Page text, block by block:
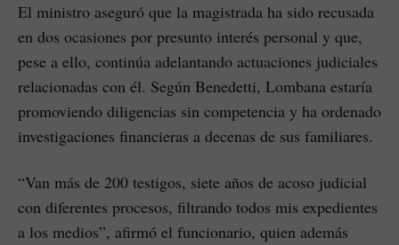
El ministro aseguró que la magistrada ha sido recusada
en dos ocasiones por presunto interés personal y que,
pese a ello, continúa adelantando actuaciones judiciales
relacionadas con él. Según Benedetti, Lombana estaría
promoviendo diligencias sin competencia y ha ordenado
investigaciones financieras a decenas de sus familiares.
“Van más de 200 testigos, siete años de acoso judicial
con diferentes procesos, filtrando todos mis expedientes
a los medios”, afirmó el funcionario, quien además